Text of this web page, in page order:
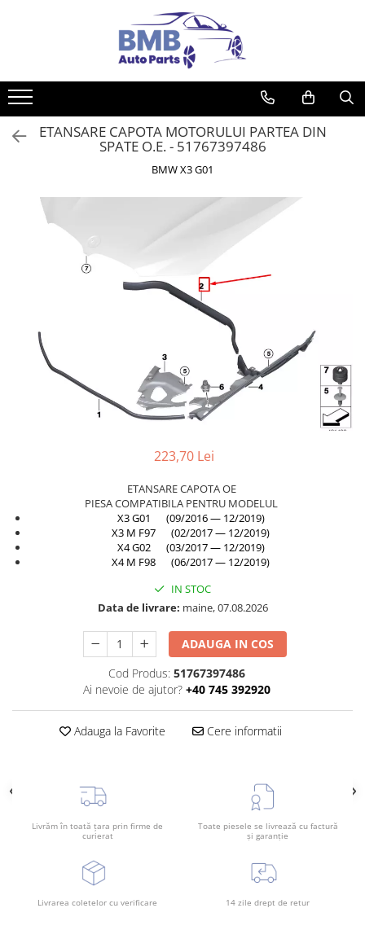
Accesorii
Covorase
ODORIZANTE
Ambreiaj
Cilindru
Rulment de presiune
Angrenare roată
Burduf planetară
Planetară
Antrenare punte
Caroserie
Absorbant bara fata
Absorbant bara V
Balama capota
Canal racire
Capac fata motor
Capitonaj
ETANSARE CAPOTA MOTORULUI PARTEA DIN
SPATE O.E. - 51767397486
BMW X3 G01
223,70 Lei
ETANSARE CAPOTA OE
PIESA COMPATIBILA PENTRU MODELUL
X3 G01 (09/2016 — 12/2019)
X3 M F97 (02/2017 — 12/2019)
X4 G02 (03/2017 — 12/2019)
X4 M F98 (06/2017 — 12/2019)
IN STOC
Data de livrare: maine, 07.08.2026
ADAUGA IN COS
Cod Produs: 51767397486
Ai nevoie de ajutor? +40 745 392920
Adauga la Favorite Cere informatii
Livrăm în toată țara prin firme de
curierat
Toate piesele se livrează cu factură
și garanție
Livrarea coletelor cu verificare 14 zile drept de retur